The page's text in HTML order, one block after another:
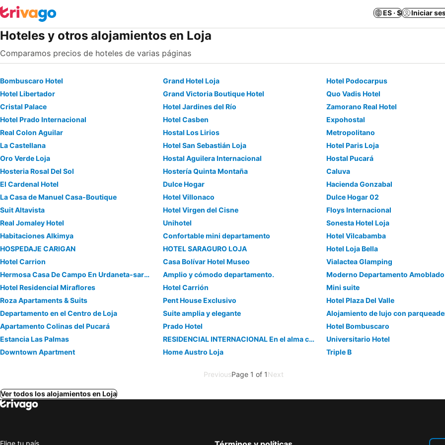
ES · $ Iniciar
Hoteles y otros alojamientos en Loja
Comparamos precios de hoteles de varias páginas
Bombuscaro Hotel Grand Hotel Loja
Hotel Podocarpus
Hotel Libertador
Grand Victoria Boutique Hotel
Quo Vadis Hotel
Cristal Palace
Hotel Jardines del Río
Zamorano Real Hotel
Hotel Prado Internacional
Hotel Casben
Expohostal
Real Colon Aguilar
Hostal Los Lirios
Metropolitano
La Castellana
Hotel San Sebastián Loja
Hotel Paris Loja
Oro Verde Loja
Hostal Aguilera Internacional
Hostal Pucará
Hosteria Rosal Del Sol
Hostería Quinta Montaña
Caluva
El Cardenal Hotel
Dulce Hogar
Hacienda Gonzabal
La Casa de Manuel Casa-Boutique
Hotel Villonaco
Dulce Hogar 02
Suit Altavista
Hotel Virgen del Cisne
Floys Internacional
Real Jomaley Hotel
Unihotel
Sonesta Hotel Loja
Habitaciones Alkimya
Confortable mini departamento
Hotel Vilcabamba
HOSPEDAJE CARIGAN
HOTEL SARAGURO LOJA
Hotel Loja Bella
Hotel Carrion
Casa Bolívar Hotel Museo
Vialactea Glamping
Hermosa Casa De Campo En Urdaneta-saraguro-loja
Amplio y cómodo departamento.
Hotel Residencial Miraflores
Hotel Carrión
Mini suite
Roza Apartaments & Suits
Pent House Exclusivo
Hotel Plaza Del Valle
Departamento en el Centro de Loja
Suite amplia y elegante
Apartamento Colinas del Pucará
Prado Hotel
Hotel Bombuscaro
Estancia Las Palmas
RESIDENCIAL INTERNACIONAL En el alma cultural de LOJA
Universitario Hotel
Downtown Apartment
Home Austro Loja Triple B
PreviousPage 1 of 1Next
Ver todos los alojamientos en Loja
Elige tu país